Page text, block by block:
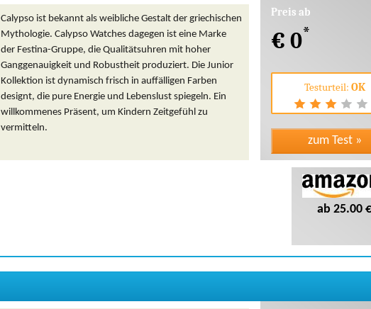
Calypso ist bekannt als weibliche Gestalt der griechischen
Mythologie. Calypso Watches dagegen ist eine Marke
der Festina-Gruppe, die Qualitätsuhren mit hoher
Ganggenauigkeit und Robustheit produziert. Die Junior
Kollektion ist dynamisch frisch in auffälligen Farben
designt, die pure Energie und Lebenslust spiegeln. Ein
willkommenes Präsent, um Kindern Zeitgefühl zu
vermitteln.
Preis ab
€ 0*
Testurteil: OK
ab 25.00 €